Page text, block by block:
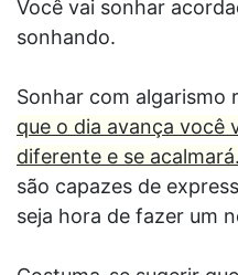
Você vai sonhar
sonhando.
Sonhar com algarismo
que o dia avança você
diferente e se acalmará.
são capazes de
seja hora de fazer um